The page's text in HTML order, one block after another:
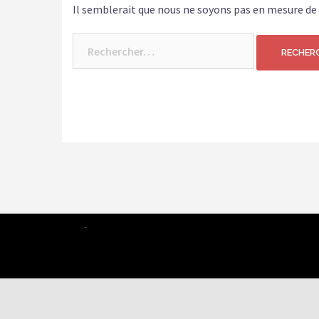
Il semblerait que nous ne soyons pas en mesure
-